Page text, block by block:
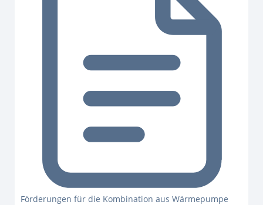
Förderungen für die Kombination aus Wärmepumpe